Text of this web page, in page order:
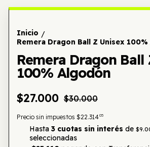
Inicio /
Remera Dragon Ball Z Unisex
Remera Dragon Ball
100% Algodón
$27.000 $30.000
Precio sin impuestos $22.31405
Hasta 3 cuotas sin interés de
seleccionadas